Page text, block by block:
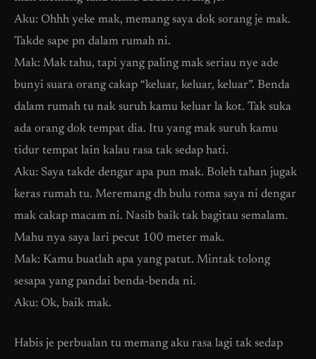
Aku: Ohhh yeke mak, memang saya dok sorang je mak.
Takde sape pn dalam rumah ni.
Mak: Mak tahu, tapi yang paling mak seriau nye ade
bunyi suara orang cakap “keluar, keluar, keluar”. Benda
dalam rumah tu nak suruh kamu keluar la kot. Tak suka
ada orang dok tempat dia. Itu yang mak suruh kamu
tidur tempat lain kalau rasa tak sedap hati.
Aku: Saya takde dengar apa pun mak. Boleh tahan jugak
keras rumah tu. Meremang dh bulu roma saya ni dengar
mak cakap macam ni. Nasib baik tak bagitau semalam.
Mahu nya saya lari pecut 100 meter mak.
Mak: Kamu buatlah apa yang patut. Mintak tolong
sesapa yang pandai benda-benda ni.
Aku: Ok, baik mak.
Habis je perbualan tu memang aku rasa lagi tak sedap